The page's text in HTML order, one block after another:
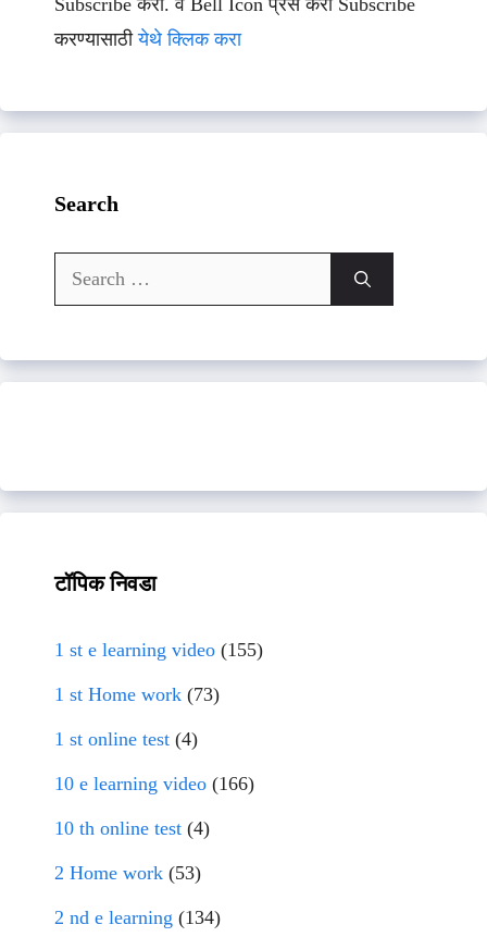
Subscribe करा. व Bell Icon प्रेस करा Subscribe
करण्यासाठीयेथे क्लिक करा
Search
Search
for:
टॉपिक निवडा
1 st e learning video (155)
1 st Home work (73)
1 st online test (4)
10 e learning video (166)
10 th online test (4)
2 Home work (53)
2 nd e learning (134)